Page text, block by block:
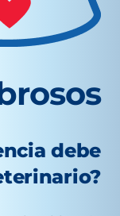
debe